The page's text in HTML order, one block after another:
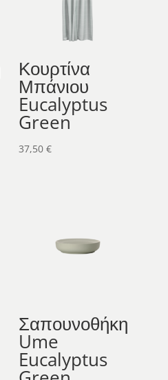
Κουρτίνα
Μπάνιου
Eucalyptus
Green
37,50€
Σαπουνοθήκη
Ume
Eucalyptus